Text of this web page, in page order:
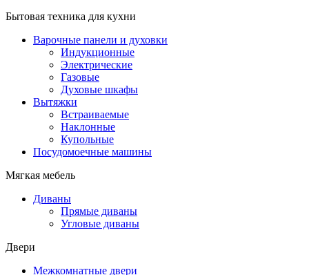
Бытовая техника для кухни
Варочные панели и духовки
Индукционные
Электрические
Газовые
Духовые шкафы
Вытяжки
Встраиваемые
Наклонные
Купольные
Посудомоечные машины
Мягкая мебель
Диваны
Прямые диваны
Угловые диваны
Двери
Межкомнатные двери